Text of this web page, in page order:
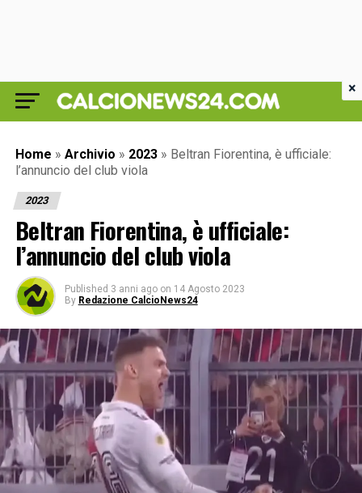
Home » Archivio » 2023 » Beltran Fiorentina, è ufficiale:
l’annuncio del club viola
2023
Beltran Fiorentina, è ufficiale:
l’annuncio del club viola
Published 3 anni ago on 14 Agosto 2023
By Redazione CalcioNews24
×